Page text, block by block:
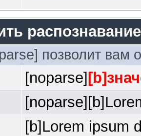
позволит вам
[noparse]
[b]Lorem ipsum